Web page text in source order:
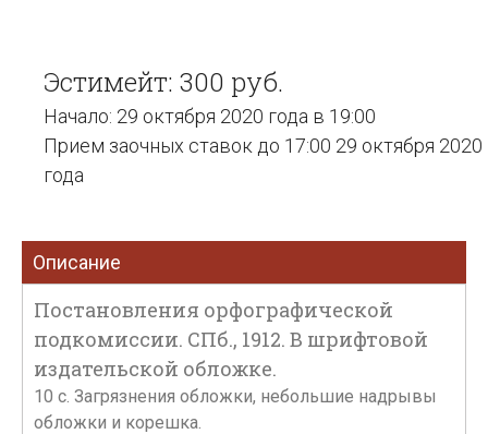
Эстимейт: 300 руб.
Начало: 29 октября 2020 года в 19:00
Прием заочных ставок до 17:00 29 октября 2020
года
Описание
Постановления орфографической
подкомиссии. СПб., 1912. В шрифтовой
издательской обложке.
10 с. Загрязнения обложки, небольшие надрывы
обложки и корешка.